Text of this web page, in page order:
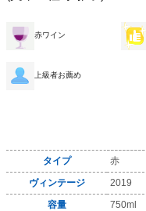
赤ワイン
上級者お薦め
タイプ
赤
ヴィンテージ
2019
容量
750ml